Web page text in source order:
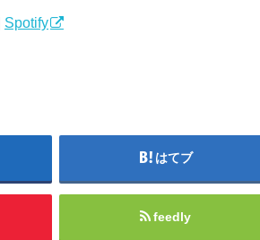
印
Spotify
はてブ
feedly